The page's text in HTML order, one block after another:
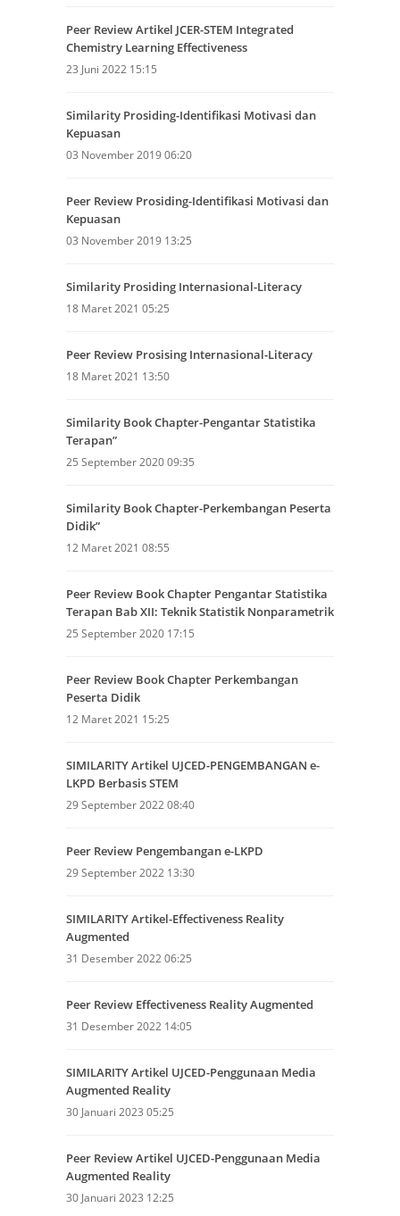
Peer Review Artikel JCER-STEM Integrated
Chemistry Learning Effectiveness
23 Juni 2022 15:15
Similarity Prosiding-Identifikasi Motivasi dan
Kepuasan
03 November 2019 06:20
Peer Review Prosiding-Identifikasi Motivasi dan
Kepuasan
03 November 2019 13:25
Similarity Prosiding Internasional-Literacy
18 Maret 2021 05:25
Peer Review Prosising Internasional-Literacy
18 Maret 2021 13:50
Similarity Book Chapter-Pengantar Statistika
Terapan”
25 September 2020 09:35
Similarity Book Chapter-Perkembangan Peserta
Didik”
12 Maret 2021 08:55
Peer Review Book Chapter Pengantar Statistika
Terapan Bab XII: Teknik Statistik Nonparametrik
25 September 2020 17:15
Peer Review Book Chapter Perkembangan
Peserta Didik
12 Maret 2021 15:25
SIMILARITY Artikel UJCED-PENGEMBANGAN e-
LKPD Berbasis STEM
29 September 2022 08:40
Peer Review Pengembangan e-LKPD
29 September 2022 13:30
SIMILARITY Artikel-Effectiveness Reality
Augmented
31 Desember 2022 06:25
Peer Review Effectiveness Reality Augmented
31 Desember 2022 14:05
SIMILARITY Artikel UJCED-Penggunaan Media
Augmented Reality
30 Januari 2023 05:25
Peer Review Artikel UJCED-Penggunaan Media
Augmented Reality
30 Januari 2023 12:25